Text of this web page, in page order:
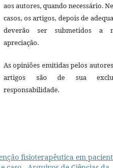
aos autores, quando necessário.
casos, os artigos, depois de
deverão ser submetidos a
apreciação.
As opiniões emitidas pelos
artigos são de sua
responsabilidade.
fisioterapêutica em